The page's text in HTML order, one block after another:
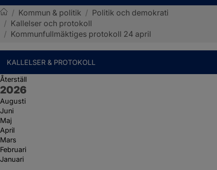
Sotenäs kommun
/ Kommun & politik / Politik och demokrati
/ Kallelser och protokoll
/ Kommunfullmäktiges protokoll 24 april
KALLELSER & PROTOKOLL
Återställ
År:
2026
Augusti
Juni
Maj
April
Mars
Februari
Januari